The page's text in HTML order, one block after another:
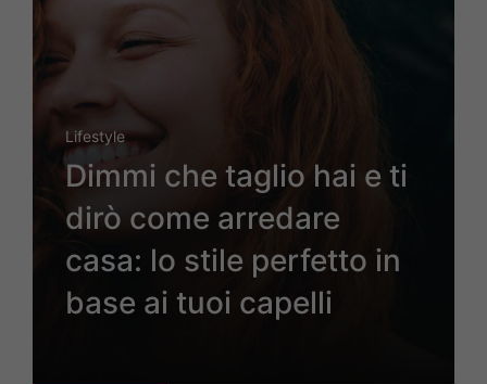
Lifestyle
Dimmi che taglio hai e ti
dirò come arredare
casa: lo stile perfetto in
base ai tuoi capelli